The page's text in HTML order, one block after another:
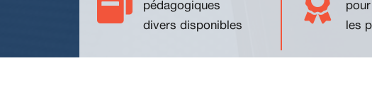
pédagogiques
divers disponibles
les